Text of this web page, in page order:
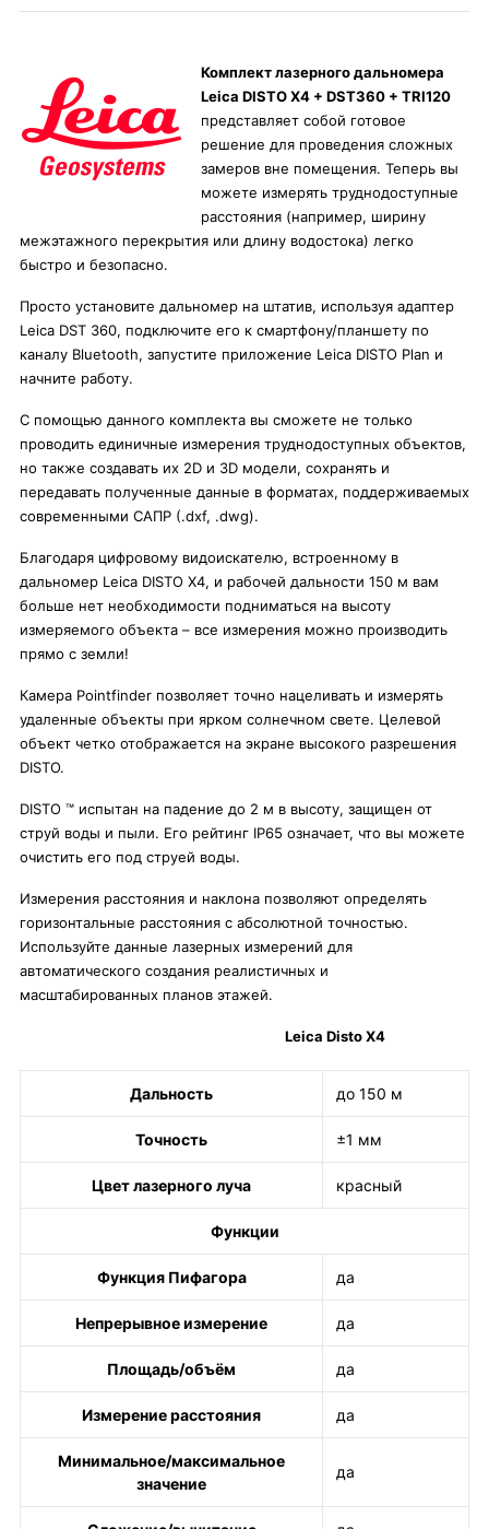
Комплект лазерного дальномера
Leica DISTO X4 + DST360 + TRI120
представляет собой готовое
решение для проведения сложных
замеров вне помещения. Теперь вы
можете измерять труднодоступные
расстояния (например, ширину
межэтажного перекрытия или длину водостока) легко
быстро и безопасно.
Просто установите дальномер на штатив, используя адаптер
Leica DST 360, подключите его к смартфону/планшету по
каналу Bluetooth, запустите приложение Leica DISTO Plan и
начните работу.
С помощью данного комплекта вы сможете не только
проводить единичные измерения труднодоступных объектов,
но также создавать их 2D и 3D модели, сохранять и
передавать полученные данные в форматах, поддерживаемых
современными САПР (.dxf, .dwg).
Благодаря цифровому видоискателю, встроенному в
дальномер Leica DISTO X4, и рабочей дальности 150 м вам
больше нет необходимости подниматься на высоту
измеряемого объекта – все измерения можно производить
прямо с земли!
Камера Pointfinder позволяет точно нацеливать и измерять
удаленные объекты при ярком солнечном свете. Целевой
объект четко отображается на экране высокого разрешения
DISTO.
DISTO ™ испытан на падение до 2 м в высоту, защищен от
струй воды и пыли. Его рейтинг IP65 означает, что вы можете
очистить его под струей воды.
Измерения расстояния и наклона позволяют определять
горизонтальные расстояния с абсолютной точностью.
Используйте данные лазерных измерений для
автоматического создания реалистичных и
масштабированных планов этажей.
Leica Disto X4
Дальность до 150 м
Точность ±1 мм
Цвет лазерного луча красный
Функции
Функция Пифагора да
Непрерывное измерение да
Площадь/объём да
Измерение расстояния да
Минимальное/максимальное
значение
да